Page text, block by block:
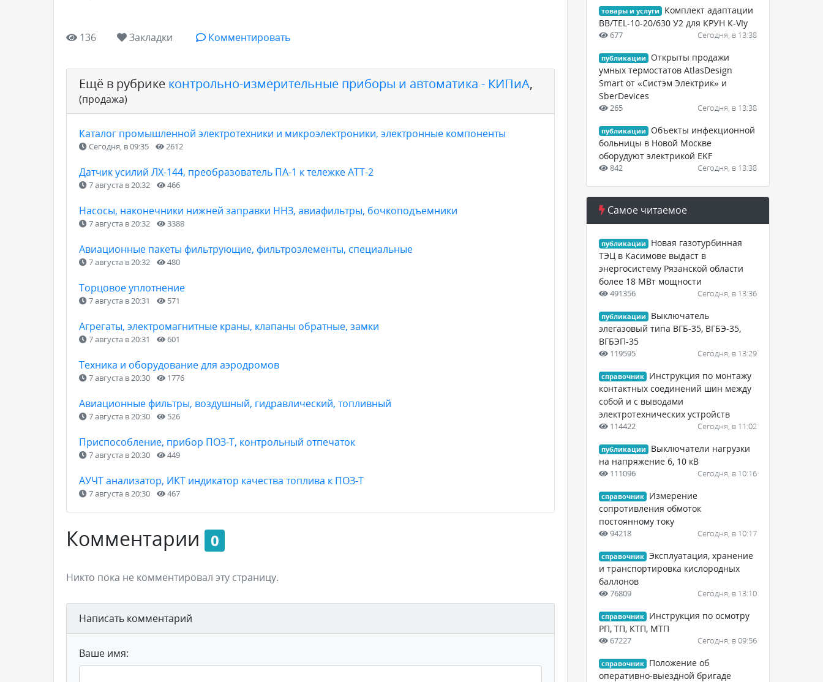
136 Закладки Комментировать
Ещё в рубрике контрольно-измерительные приборы и автоматика - КИПиА,
(продажа)
Каталог промышленной электротехники и микроэлектроники, электронные компоненты
Сегодня, в 09:35 2612
Датчик усилий ЛХ-144, преобразователь ПА-1 к тележке АТТ-2
7 августа в 20:32 466
Насосы, наконечники нижней заправки ННЗ, авиафильтры, бочкоподъемники
7 августа в 20:32 3388
Авиационные пакеты фильтрующие, фильтроэлементы, специальные
7 августа в 20:32 480
Торцовое уплотнение
7 августа в 20:31 571
Агрегаты, электромагнитные краны, клапаны обратные, замки
7 августа в 20:31 601
Техника и оборудование для аэродромов
7 августа в 20:30 1776
Авиационные фильтры, воздушный, гидравлический, топливный
7 августа в 20:30 526
Приспособление, прибор ПОЗ-Т, контрольный отпечаток
7 августа в 20:30 449
АУЧТ анализатор, ИКТ индикатор качества топлива к ПОЗ-Т
7 августа в 20:30 467
Комментарии 0
Никто пока не комментировал эту страницу.
Написать комментарий
Ваше имя:
товары и услуги
Комплект адаптации
BB/TEL-10-20/630 У2 для КРУН К-VIy
677 Сегодня, в 13:38
публикации
Открыты продажи
умных термостатов AtlasDesign
Smart от «Систэм Электрик» и
SberDevices
265 Сегодня, в 13:38
публикации
Объекты инфекционной
больницы в Новой Москве
оборудуют электрикой EKF
842 Сегодня, в 13:38
Самое читаемое
публикации
Новая газотурбинная
ТЭЦ в Касимове выдаст в
энергосистему Рязанской области
более 18 МВт мощности
491356 Сегодня, в 13:36
публикации
Выключатель
элегазовый типа ВГБ-35, ВГБЭ-35,
ВГБЭП-35
119595 Сегодня, в 13:29
справочник
Инструкция по монтажу
контактных соединений шин между
собой и с выводами
электротехнических устройств
114422 Сегодня, в 11:02
публикации
Выключатели нагрузки
на напряжение 6, 10 кВ
111096 Сегодня, в 10:16
справочник
Измерение
сопротивления обмоток
постоянному току
94218 Сегодня, в 10:17
справочник Эксплуатация, хранение
и транспортировка кислородных
баллонов
76809 Сегодня, в 13:10
справочник
Инструкция по осмотру
РП, ТП, КТП, МТП
67227 Сегодня, в 09:56
справочник
Положение об
оперативно-выездной бригаде